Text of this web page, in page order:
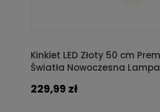
Kinkiet LED Złoty 50 cm
Światła Nowoczesna
229,99 zł